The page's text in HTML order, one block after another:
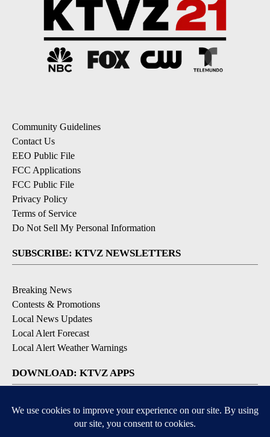
Community Guidelines
Contact Us
EEO Public File
FCC Applications
FCC Public File
Privacy Policy
Terms of Service
Do Not Sell My Personal Information
SUBSCRIBE: KTVZ NEWSLETTERS
Breaking News
Contests & Promotions
Local News Updates
Local Alert Forecast
Local Alert Weather Warnings
DOWNLOAD: KTVZ APPS
Apple & Google Play Stores